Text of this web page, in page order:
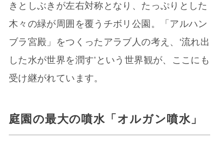
きとしぶきが左右対称となり、たっぷりとした
木々の緑が周囲を覆うチボリ公園。「アルハン
ブラ宮殿」をつくったアラブ人の考え、‘流れ出
した水が世界を潤す’という世界観が、ここにも
受け継がれています。
庭園の最大の噴水「オルガン噴水」